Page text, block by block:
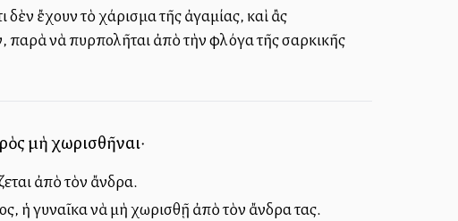
ἔχουν τὸ χάρισμα τῆς ἀγαμίας, καὶ ἂς
παρὰ νὰ πυρπολῆται ἀπὸ τὴν φλόγα τῆς σαρκικῆς
μὴ χωρισθῆναι·
ἀπὸ τὸν ἄνδρα.
ἡ γυναῖκα νὰ μὴ χωρισθῇ ἀπὸ τὸν ἄνδρα τας.